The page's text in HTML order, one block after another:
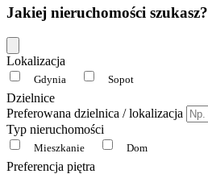
Jakiej nieruchomości szukasz?
Lokalizacja
Gdynia Sopot
Dzielnice
Preferowana dzielnica / lokalizacja
Typ nieruchomości
Mieszkanie Dom
Preferencja piętra